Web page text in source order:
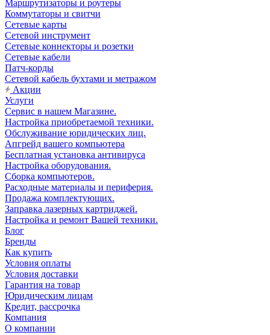
Маршрутизаторы и роутеры
Коммутаторы и свитчи
Сетевые карты
Сетевой инструмент
Сетевые коннекторы и розетки
Сетевые кабели
Патч-корды
Сетевой кабель бухтами и метражом
Акции
Услуги
Сервис в нашем Магазине.
Настройка приобретаемой техники.
Обслуживание юридических лиц.
Апгрейд вашего компьютера
Бесплатная установка антивируса
Настройка оборудования.
Сборка компьютеров.
Расходные материалы и периферия.
Продажа комплектующих.
Заправка лазерных картриджей.
Настройка и ремонт Вашей техники.
Блог
Бренды
Как купить
Условия оплаты
Условия доставки
Гарантия на товар
Юридическим лицам
Кредит, рассрочка
Компания
О компании